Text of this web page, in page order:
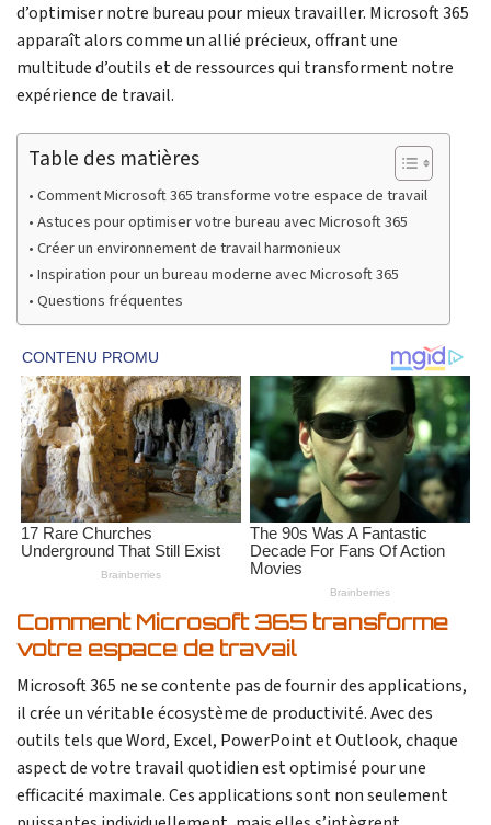
d’optimiser notre bureau pour mieux travailler. Microsoft 365
apparaît alors comme un allié précieux, offrant une
multitude d’outils et de ressources qui transforment notre
expérience de travail.
Table des matières
Comment Microsoft 365 transforme votre espace de travail
Astuces pour optimiser votre bureau avec Microsoft 365
Créer un environnement de travail harmonieux
Inspiration pour un bureau moderne avec Microsoft 365
Questions fréquentes
Comment Microsoft 365 transforme
votre espace de travail
Microsoft 365 ne se contente pas de fournir des applications,
il crée un véritable écosystème de productivité. Avec des
outils tels que Word, Excel, PowerPoint et Outlook, chaque
aspect de votre travail quotidien est optimisé pour une
efficacité maximale. Ces applications sont non seulement